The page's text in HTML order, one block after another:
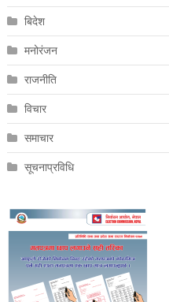
बिदेश
मनोरंजन
राजनीति
विचार
समाचार
सूचनाप्रविधि